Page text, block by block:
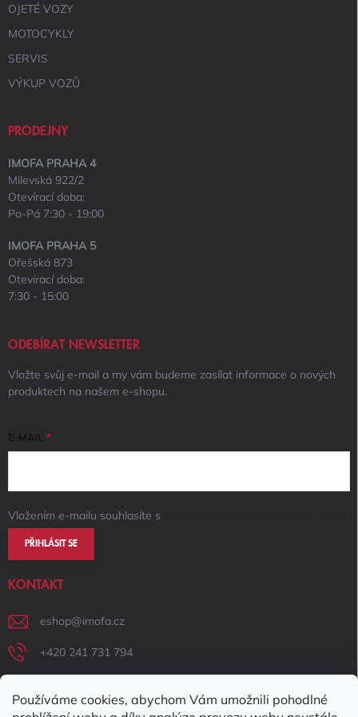
Používáme cookies, abychom Vám umožnili pohodlné
OJETÉ VOZY
MOTOCYKLY
SERVIS
VÝKUP VOZŮ
PRODEJNY
IMOFA PRAHA 4
Milevská 922/2
Otevírací doba:
Po-Pá 7:30 - 19:00
IMOFA PRAHA 5
Ořešská 873
Otevírací doba:
7:30 - 15:00
ODEBÍRAT NEWSLETTER
Vložte svůj e-mail a my vám budeme zasílat informace o nových
produktech na našem e-shopu.
E-MAIL
Vložením e-mailu souhlasíte s
PŘIHLÁSIT SE
KONTAKT
eshop@imofa.cz
+420 241 731 794